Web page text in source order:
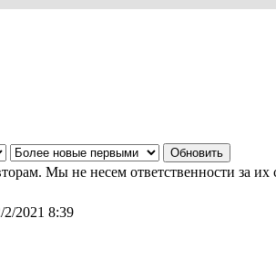
Мы не несем ответственности за их
2/2021 8:39